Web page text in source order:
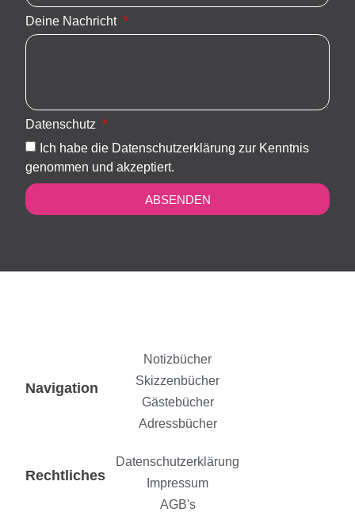
Deine Nachricht
Datenschutz
Ich habe die Datenschutzerklärung zur Kenntnis
genommen und akzeptiert.
ABSENDEN
Navigation
Notizbücher
Skizzenbücher
Gästebücher
Adressbücher
Rechtliches
Datenschutzerklärung
Impressum
AGB's